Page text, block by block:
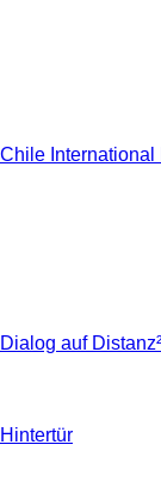
Chile International II
Dialog auf Distanz²
Hintertür